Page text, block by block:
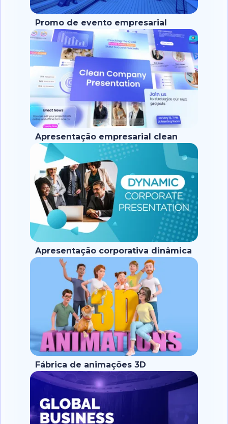
Promo de evento empresarial
Apresentação empresarial clean
Apresentação corporativa dinâmica
Fábrica de animações 3D